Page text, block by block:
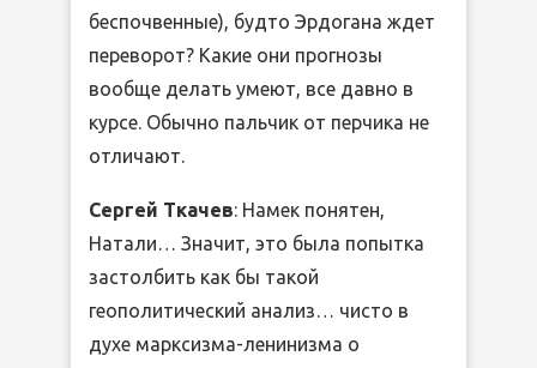
беспочвенные), будто Эрдогана ждет
переворот? Какие они прогнозы
вообще делать умеют, все давно в
курсе. Обычно пальчик от перчика не
отличают.
Сергей Ткачев: Намек понятен,
Натали… Значит, это была попытка
застолбить как бы такой
геополитический анализ… чисто в
духе марксизма-ленинизма о